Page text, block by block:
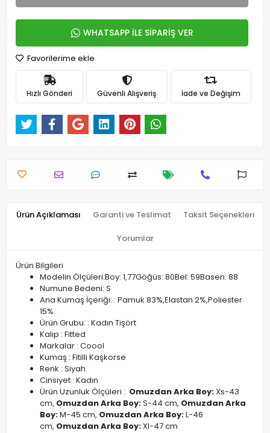
WHATSAPP İLE SİPARİŞ VER
Favorilerime ekle
Hızlı Gönderi Güvenli Alışveriş İade ve Değişim
Ürün Açıklaması Garanti ve Teslimat Taksit Seçenekleri
Yorumlar
Ürün Bilgileri
Modelin Ölçüleri:Boy: 1,77Göğüs: 80Bel: 59Basen: 88
Numune Bedeni: S
Ana Kumaş İçeriği: : Pamuk 83%,Elastan 2%,Poliester
15%
Ürün Grubu: : Kadın Tişört
Kalıp : Fitted
Markalar : Coool
Kumaş : Fitilli Kaşkorse
Renk : Siyah
Cinsiyet : Kadın
Ürün Uzunluk Ölçüleri : Omuzdan Arka Boy:Xs-43
cm, Omuzdan Arka Boy:S-44 cm, Omuzdan Arka
Boy:M-45 cm, Omuzdan Arka Boy:L-46
cm, Omuzdan Arka Boy:Xl-47 cm